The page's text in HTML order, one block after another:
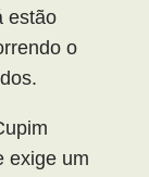
estão
o
exige um